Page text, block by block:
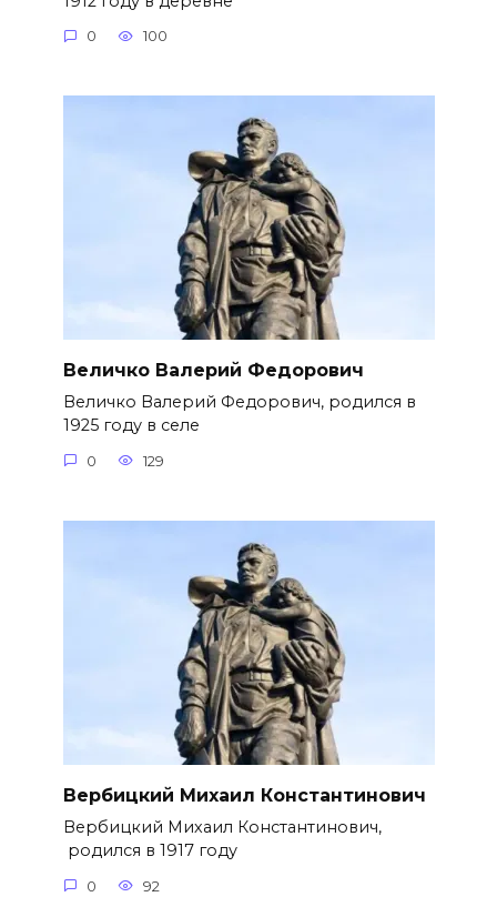
0 100
Величко Валерий Федорович
Величко Валерий Федорович, родился в
1925 году в селе
0 129
Вербицкий Михаил Константинович
Вербицкий Михаил Константинович,
родился в 1917 году
0 92